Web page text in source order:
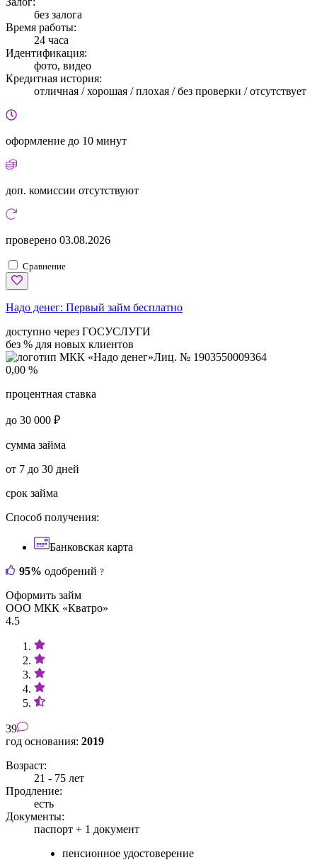
без залога
Время работы:
24 часа
Идентификация:
фото, видео
Кредитная история:
отличная / хорошая / плохая / без проверки / отсутствует
оформление до 10 минут
доп. комиссии отсутствуют
проверено 03.08.2026
Сравнение
Надо денег: Первый займ бесплатно
доступно через ГОСУСЛУГИ
без % для новых клиентов
Лиц. № 1903550009364
0,00 %
процентная ставка
до 30 000 ₽
сумма займа
от 7 до 30 дней
срок займа
Способ получения:
Банковская карта
95% одобрений ?
Оформить займ
ООО МКК «Кватро»
4.5
39
год основания: 2019
Возраст:
21 - 75 лет
Продление:
есть
Документы:
паспорт + 1 документ
пенсионное удостоверение